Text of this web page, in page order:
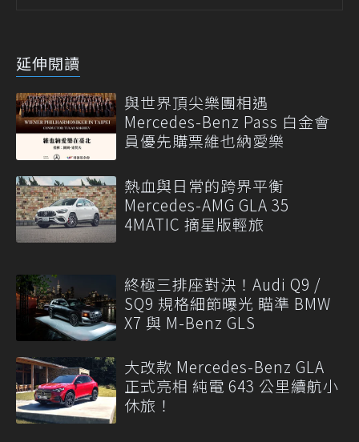
延伸閱讀
與世界頂尖樂團相遇
Mercedes-Benz Pass 白金會
員優先購票維也納愛樂
熱血與日常的跨界平衡
Mercedes-AMG GLA 35
4MATIC 摘星版輕旅
終極三排座對決！Audi Q9 /
SQ9 規格細節曝光 瞄準 BMW
X7 與 M-Benz GLS
大改款 Mercedes-Benz GLA
正式亮相 純電 643 公里續航小
休旅！